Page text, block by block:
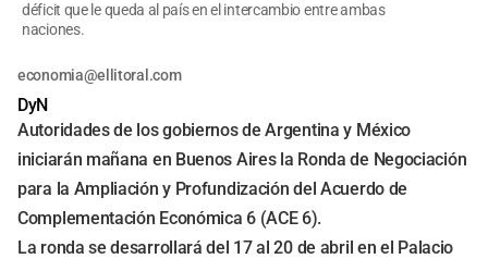
déficit que le queda al país en el intercambio entre ambas
naciones.
economia@ellitoral.com
DyN
Autoridades de los gobiernos de Argentina y México
iniciarán mañana en Buenos Aires la Ronda de Negociación
para la Ampliación y Profundización del Acuerdo de
Complementación Económica 6 (ACE 6).
La ronda se desarrollará del 17 al 20 de abril en el Palacio